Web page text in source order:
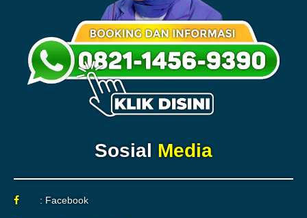
Sosial Media
: Facebook